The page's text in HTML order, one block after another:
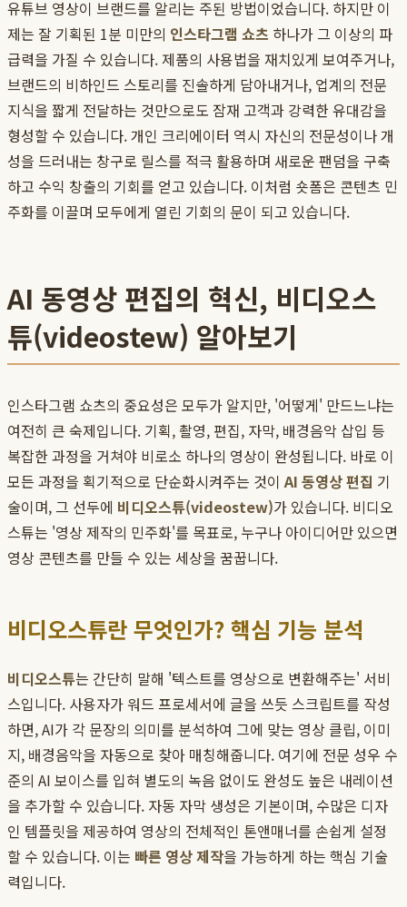
유튜브 영상이 브랜드를 알리는 주된 방법이었습니다. 하지만 이
제는 잘 기획된 1분 미만의 인스타그램 쇼츠 하나가 그 이상의 파
급력을 가질 수 있습니다. 제품의 사용법을 재치있게 보여주거나,
브랜드의 비하인드 스토리를 진솔하게 담아내거나, 업계의 전문
지식을 짧게 전달하는 것만으로도 잠재 고객과 강력한 유대감을
형성할 수 있습니다. 개인 크리에이터 역시 자신의 전문성이나 개
성을 드러내는 창구로 릴스를 적극 활용하며 새로운 팬덤을 구축
하고 수익 창출의 기회를 얻고 있습니다. 이처럼 숏폼은 콘텐츠 민
주화를 이끌며 모두에게 열린 기회의 문이 되고 있습니다.
AI 동영상 편집의 혁신, 비디오스
튜(videostew) 알아보기
인스타그램 쇼츠의 중요성은 모두가 알지만, '어떻게' 만드느냐는
여전히 큰 숙제입니다. 기획, 촬영, 편집, 자막, 배경음악 삽입 등
복잡한 과정을 거쳐야 비로소 하나의 영상이 완성됩니다. 바로 이
모든 과정을 획기적으로 단순화시켜주는 것이AI 동영상 편집 기
술이며, 그 선두에 비디오스튜(videostew)가 있습니다. 비디오
스튜는 '영상 제작의 민주화'를 목표로, 누구나 아이디어만 있으면
영상 콘텐츠를 만들 수 있는 세상을 꿈꿉니다.
비디오스튜란 무엇인가? 핵심 기능 분석
비디오스튜는 간단히 말해 '텍스트를 영상으로 변환해주는' 서비
스입니다. 사용자가 워드 프로세서에 글을 쓰듯 스크립트를 작성
하면, AI가 각 문장의 의미를 분석하여 그에 맞는 영상 클립, 이미
지, 배경음악을 자동으로 찾아 매칭해줍니다. 여기에 전문 성우 수
준의 AI 보이스를 입혀 별도의 녹음 없이도 완성도 높은 내레이션
을 추가할 수 있습니다. 자동 자막 생성은 기본이며, 수많은 디자
인 템플릿을 제공하여 영상의 전체적인 톤앤매너를 손쉽게 설정
할 수 있습니다. 이는 빠른 영상 제작을 가능하게 하는 핵심 기술
력입니다.